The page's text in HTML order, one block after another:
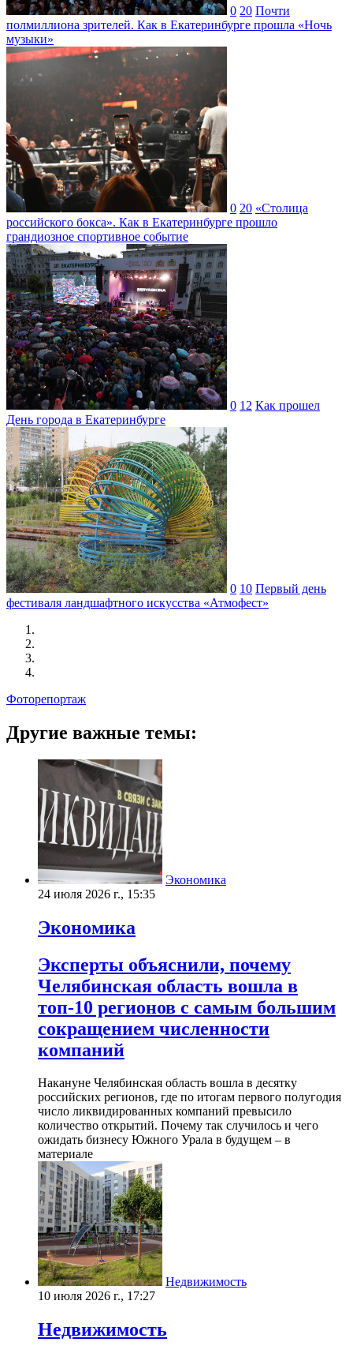
0 20 Почти
полмиллиона зрителей. Как в Екатеринбурге прошла «Ночь
музыки»
0 20 «Столица
российского бокса». Как в Екатеринбурге прошло
грандиозное спортивное событие
0 12 Как прошел
День города в Екатеринбурге
0 10 Первый день
фестиваля ландшафтного искусства «Атмофест»
Фоторепортаж
Другие важные темы:
Экономика
24 июля 2026 г., 15:35
Экономика
Эксперты объяснили, почему
Челябинская область вошла в
топ-10 регионов с самым большим
сокращением численности
компаний
Накануне Челябинская область вошла в десятку
российских регионов, где по итогам первого полугодия
число ликвидированных компаний превысило
количество открытий. Почему так случилось и чего
ожидать бизнесу Южного Урала в будущем – в
материале
Недвижимость
10 июля 2026 г., 17:27
Недвижимость